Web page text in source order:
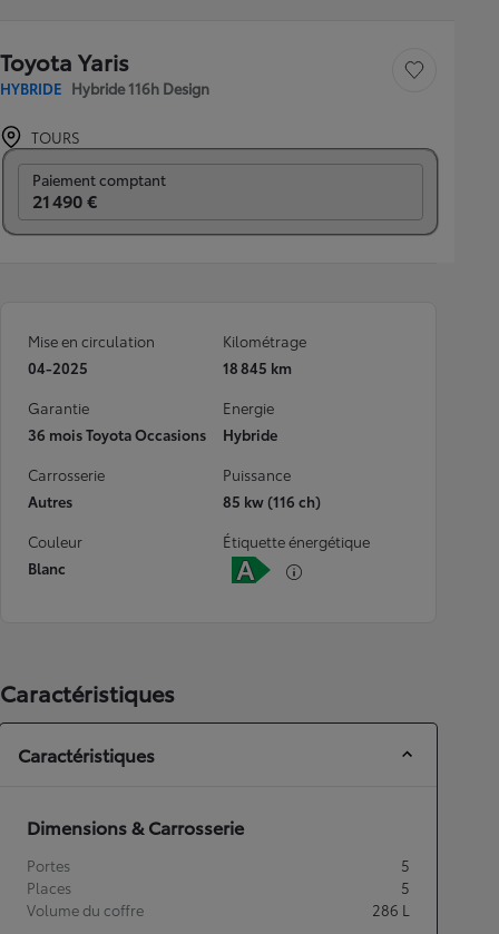
Toyota Yaris
HYBRIDE Hybride 116h Design
Sauvegarder le
TOURS
Paiement comptant
21 490 €
Mise en circulation
04-2025
Kilométrage
18 845 km
Garantie
36 mois Toyota Occasions
Energie
Hybride
Carrosserie
Autres
Puissance
85 kw (116 ch)
Couleur
Blanc
Étiquette énergétique
Caractéristiques
Caractéristiques
Dimensions & Carrosserie
Portes
5
Places
5
Volume du coffre
286 L